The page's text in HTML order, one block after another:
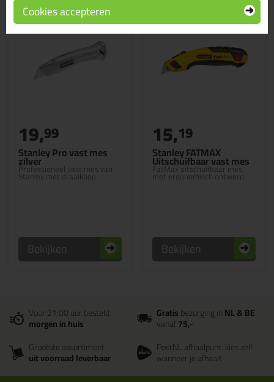
Stanley Pro vast mes
zilver
Professioneel vast mes van
Stanley met draaiknop
19,99
Bekijken
Stanley FATMAX
Uitschuifbaar vast mes
FatMax uitschuifbaar mes
met ergonomisch ontwerp
15,19
Bekijken
Voor 21:00 uur besteld
morgen in huis
Gratisbezorging inNL & BE
vanaf75,-
Grootste assortiment
uit voorraad leverbaar
PostNL afhaalpunt: kies zelf
wanneer je afhaalt
Cookies accepteren